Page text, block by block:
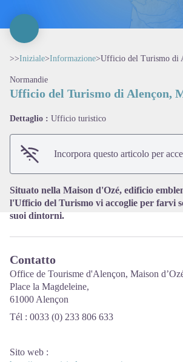
>>Iniziale>Informazione>Ufficio del Turismo di
Normandie
Ufficio del Turismo di Alençon,
Dettaglio : Ufficio turistico
Incorpora questo articolo per
Situato nella Maison d'Ozé, edificio
l'Ufficio del Turismo vi accoglie per farvi
suoi dintorni.
Contatto
Office de Tourisme d'Alençon, Maison
Place la Magdeleine,
61000 Alençon
Tél : 0033 (0) 233 806 633
Sito web :